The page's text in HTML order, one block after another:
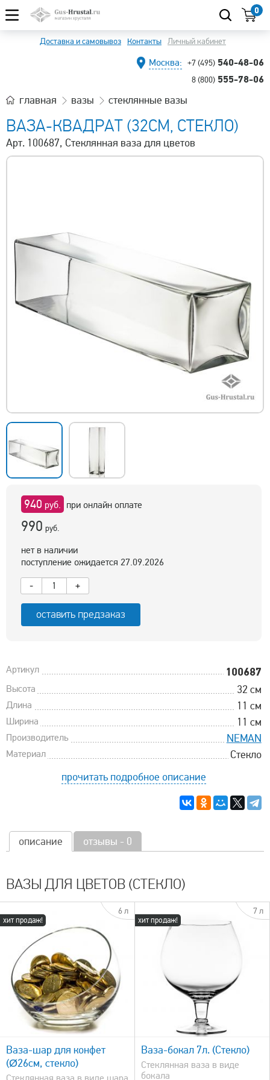
0
Доставка и самовывоз Контакты Личный кабинет
Москва: +7 (495) 540-48-06
8 (800) 555-78-06
главная вазы стеклянные вазы
ВАЗА-КВАДРАТ (32СМ, СТЕКЛО)
Арт. 100687, Стеклянная ваза для цветов
940 руб. при онлайн оплате
990 руб.
нет в наличии
поступление ожидается 27.09.2026
-
+
оставить предзаказ
Артикул 100687
Высота 32 см
Длина 11 см
Ширина 11 см
Производитель NEMAN
Материал
Стекло
прочитать подробное описание
описание отзывы - 0
ВАЗЫ ДЛЯ ЦВЕТОВ (СТЕКЛО)
хит продаж!
6 л
Ваза-шар для конфет
(Ø26см, стекло)
хит продаж!
7 л
быстрый просмотр
Ваза-бокал 7л. (Стекло)
Стеклянная ваза в виде
бокала